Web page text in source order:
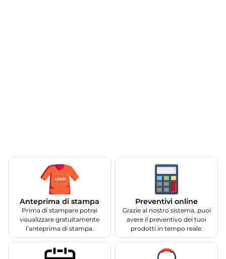
Anteprima di stampa
Prima di stampare potrai
visualizzare gratuitamente
l’anteprima di stampa.
Preventivi online
Grazie al nostro sistema, puoi
avere il preventivo dei tuoi
prodotti in tempo reale.